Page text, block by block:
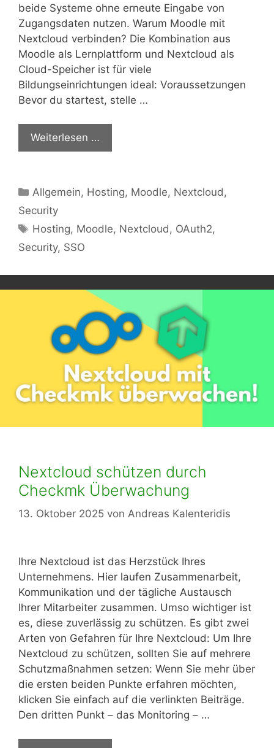
beide Systeme ohne erneute Eingabe von
Zugangsdaten nutzen. Warum Moodle mit
Nextcloud verbinden? Die Kombination aus
Moodle als Lernplattform und Nextcloud als
Cloud-Speicher ist für viele
Bildungseinrichtungen ideal: Voraussetzungen
Bevor du startest, stelle …
Weiterlesen …
Kategorien
Allgemein, Hosting, Moodle, Nextcloud ,
Security
Schlagwörter
Hosting, Moodle, Nextcloud , OAuth2,
Security, SSO
Nextcloud schützen durch
Checkmk Überwachung
13. Oktober 2025 von Andreas Kalenteridis
Ihre Nextcloud ist das Herzstück Ihres
Unternehmens. Hier laufen Zusammenarbeit,
Kommunikation und der tägliche Austausch
Ihrer Mitarbeiter zusammen. Umso wichtiger ist
es, diese zuverlässig zu schützen. Es gibt zwei
Arten von Gefahren für Ihre Nextcloud: Um Ihre
Nextcloud zu schützen, sollten Sie auf mehrere
Schutzmaßnahmen setzen: Wenn Sie mehr über
die ersten beiden Punkte erfahren möchten,
klicken Sie einfach auf die verlinkten Beiträge.
Den dritten Punkt – das Monitoring – …